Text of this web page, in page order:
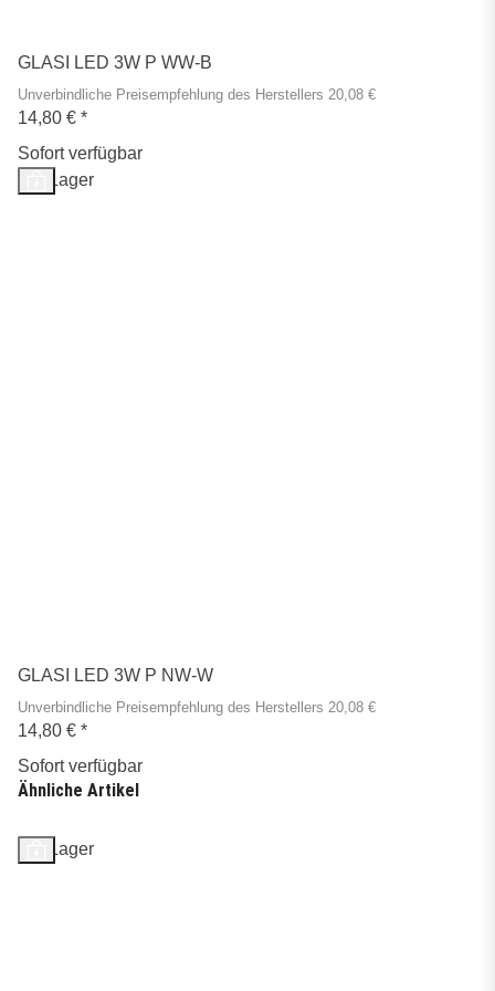
GLASI LED 3W P WW-B
Unverbindliche Preisempfehlung des Herstellers 20,08 €
14,80 € *
Sofort verfügbar
Auf Lager
GLASI LED 3W P NW-W
Unverbindliche Preisempfehlung des Herstellers 20,08 €
14,80 € *
Sofort verfügbar
Ähnliche Artikel
Auf Lager